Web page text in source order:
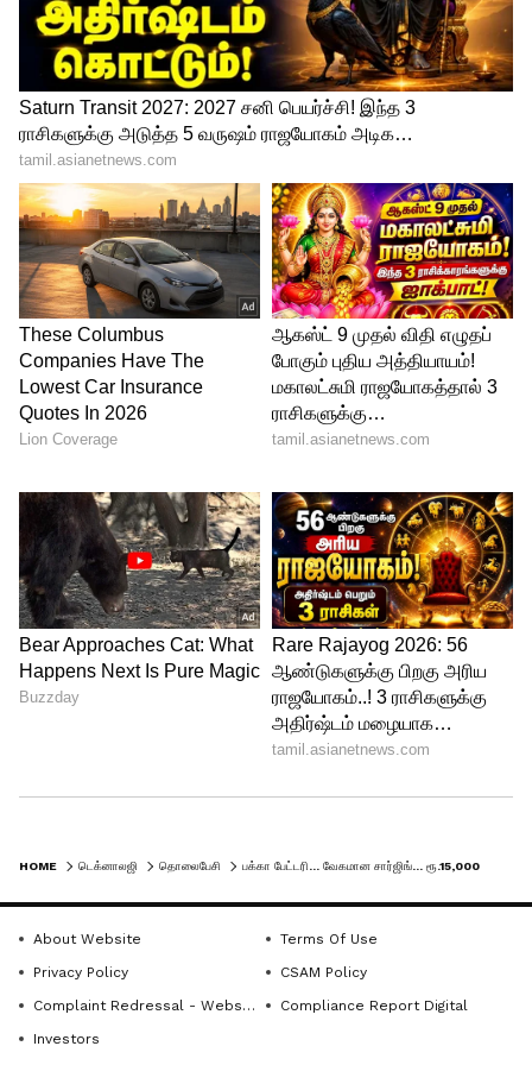
Poco X6 Neo
Poco X6 Neo தற்போது பிளிப்கார்ட்டில்
ரூ.12,999 விலையில் உள்ளது. HDFC வங்கி
கிரெடிட் கார்டில் ரூ.750 உடனடி தள்ளுபடியும்
மொபைலை வாங்கிவிடலாம்.
போக்கோ எக்ஸ்6 நியோ 6.67-இன்ச் முழு
HD+ சூப்பர் AMOLED டிஸ்பிளே
கொண்டுள்ளது. கார்னிங் கொரில்லா
கிளாஸ் 5 பாதுகாப்பும் உள்ளது. MediaTek
Dimensity 6080 சிப்செட் மூலம்
இயக்கப்படுகிறது. Mali G57 MC2 GPU
கிராபிக்ஸ் கொண்ட இதில், 8GB LPDDR4X
ரேம் மற்றும் 128GB UFS 2.2 மெமரி
கொடுக்கப்பட்டுள்ளது.
108MP முதன்மை சென்சார் மற்றும் 2MP
டெப்த் சென்சார் கொண்ட இரட்டை கேமரா
இருக்கிறது. செல்ஃபி மற்றும் வீடியோ
கால்களுக்கு 16MP முன்பக்க கேமரா
HOME டெக்னாலஜி தொலைபேசி
About Website
Terms Of Use
Privacy Policy
CSAM Policy
Complaint Redressal - Website
Compliance Report Digital
Investors